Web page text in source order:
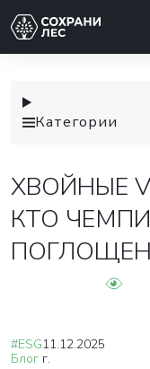
Категории
ХВОЙНЫЕ
КТО
#ESG
Блог
11.12.2025
г.